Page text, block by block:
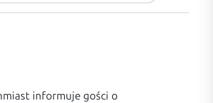
informuje gości o